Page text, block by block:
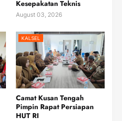
Kesepakatan Teknis
August 03, 2026
KALSEL
Camat Kusan Tengah
Pimpin Rapat Persiapan
HUT RI